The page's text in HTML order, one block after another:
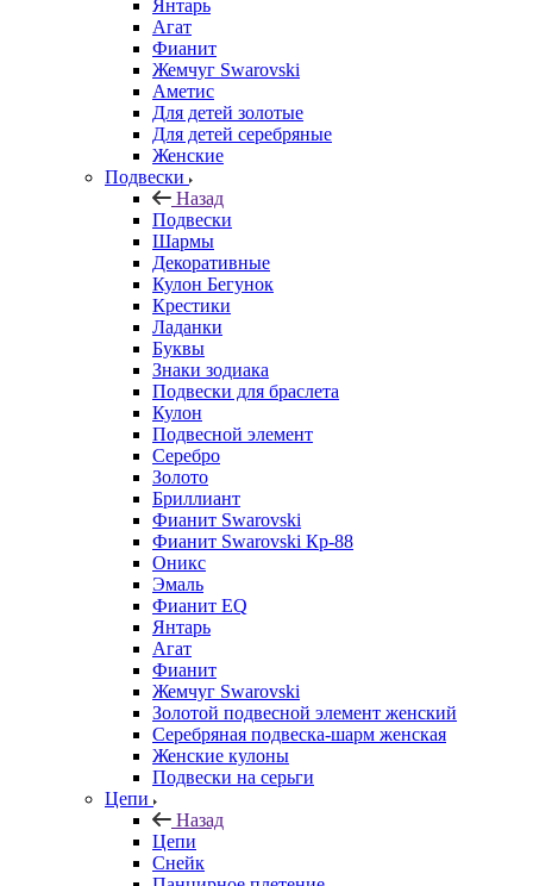
Янтарь
Агат
Фианит
Жемчуг Swarovski
Аметис
Для детей золотые
Для детей серебряные
Женские
Подвески
Назад
Подвески
Шармы
Декоративные
Кулон Бегунок
Крестики
Ладанки
Буквы
Знаки зодиака
Подвески для браслета
Кулон
Подвесной элемент
Серебро
Золото
Бриллиант
Фианит Swarovski
Фианит Swarovski Кр-88
Оникс
Эмаль
Фианит EQ
Янтарь
Агат
Фианит
Жемчуг Swarovski
Золотой подвесной элемент женcкий
Серебряная подвеска-шарм женская
Женские кулоны
Подвески на серьги
Цепи
Назад
Цепи
Снейк